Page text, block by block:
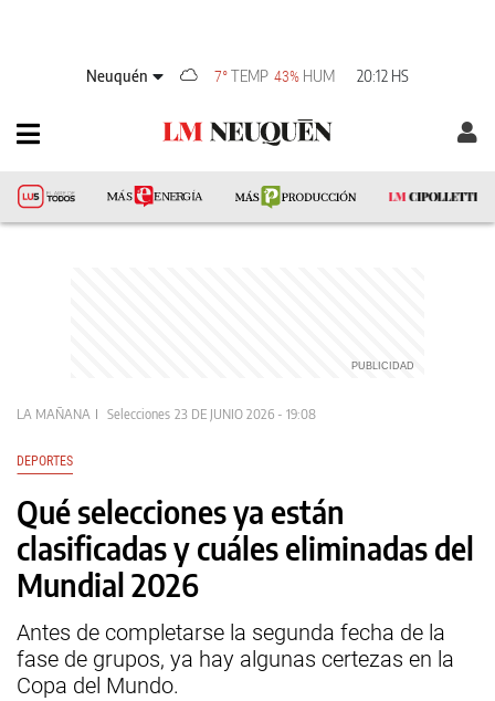
Neuquén 7°TEMP 43% HUM 20:12 HS
LA MAÑANA Selecciones 23 DE JUNIO 2026 - 19:08
DEPORTES
Qué selecciones ya están
clasificadas y cuáles eliminadas del
Mundial 2026
Antes de completarse la segunda fecha de la
fase de grupos, ya hay algunas certezas en la
Copa del Mundo.